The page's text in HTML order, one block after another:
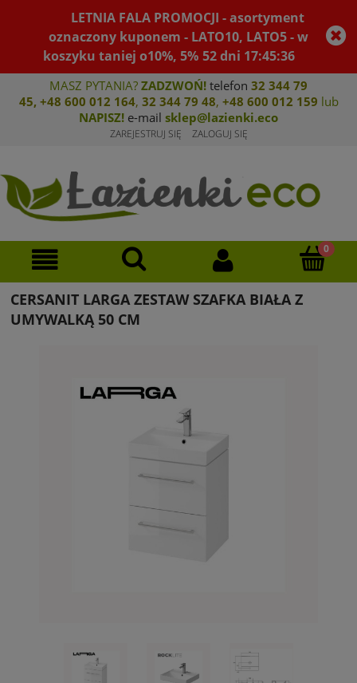
LETNIA FALA PROMOCJI - asortyment
oznaczony kuponem - LATO10, LATO5 - w
koszyku taniej o10%, 5% 52dni 17:45:36
MASZ PYTANIA? ZADZWOŃ! telefon 32 344 79
45, +48 600 012 164, 32 344 79 48, +48 600 012 159 lub
NAPISZ! e-mail sklep@lazienki.eco
ZAREJESTRUJ SIĘ ZALOGUJ SIĘ
CERSANIT LARGA ZESTAW SZAFKA BIAŁA Z
UMYWALKĄ 50 CM